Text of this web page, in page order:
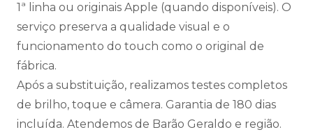
1ª linha ou originais Apple (quando disponíveis). O
serviço preserva a qualidade visual e o
funcionamento do touch como o original de
fábrica.
Após a substituição, realizamos testes completos
de brilho, toque e câmera. Garantia de 180 dias
incluída. Atendemos de Barão Geraldo e região.